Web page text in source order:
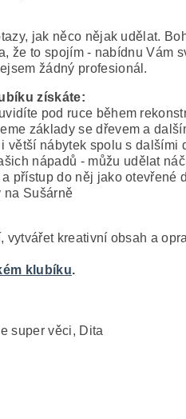
jak něco nějak udělat.
že to spojím - nabídnu Vám
žádný profesionál.
získáte:
pod ruce během
základy se dřevem a
větší nábytek spolu s
nápadů - můžu udělat
přístup do něj jako otevřené
na Sušárně
vytvářet kreativní obsah a
klubíku.
super věci, Dita